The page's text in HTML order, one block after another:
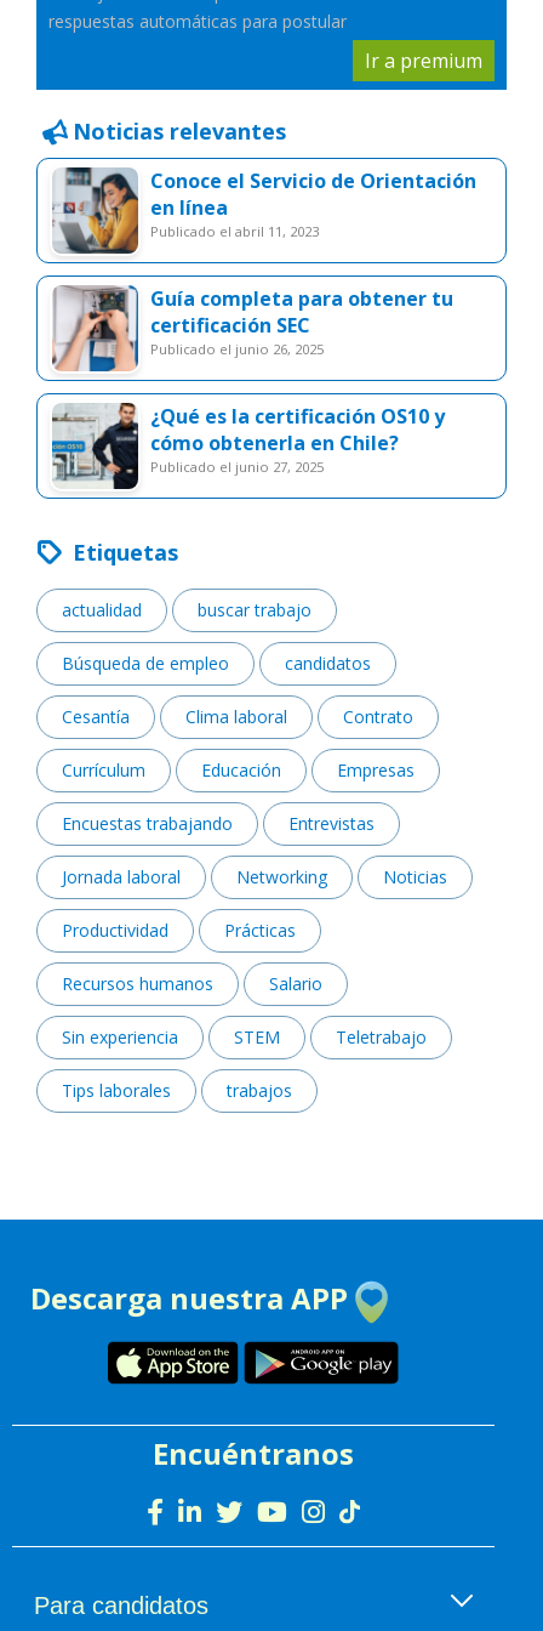
respuestas automáticas para postular
Ir a premium
Noticias relevantes
Conoce el Servicio de Orientación
en línea
publicado el abril 11, 2023
Guía completa para obtener tu
certificación SEC
publicado el junio 26, 2025
¿Qué es la certificación OS10 y
cómo obtenerla en Chile?
publicado el junio 27, 2025
Etiquetas
actualidad buscar trabajo
Búsqueda de empleo candidatos
Cesantía Clima laboral Contrato
Currículum Educación Empresas
Encuestas trabajando Entrevistas
Jornada laboral Networking Noticias
Productividad Prácticas
Recursos humanos Salario
Sin experiencia STEM Teletrabajo
Tips laborales trabajos
Descarga nuestra APP
Encuéntranos
Para candidatos